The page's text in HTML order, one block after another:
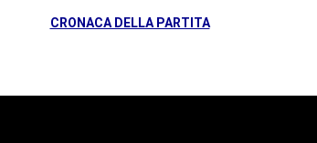
CRONACA DELLA PARTITA